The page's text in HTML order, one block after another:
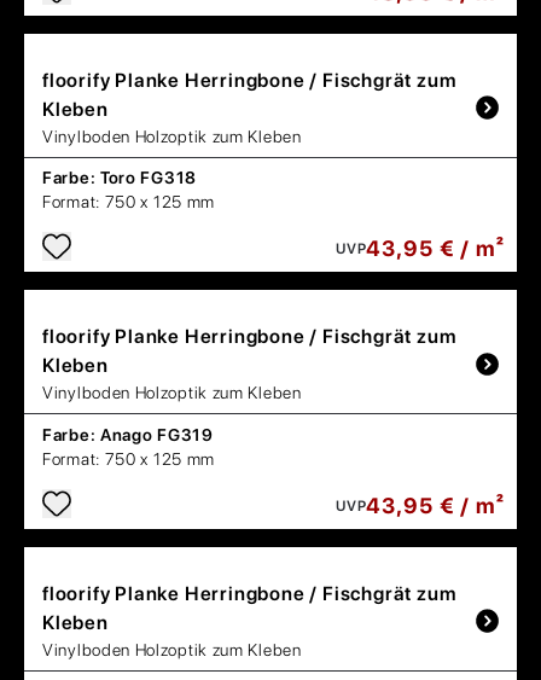
floorify Planke Herringbone / Fischgrät zum
Kleben
Vinylboden Holzoptik zum Kleben
Farbe: Toro FG318
Format: 750 x 125 mm
UVP43,95 € / m²
floorify Planke Herringbone / Fischgrät zum
Kleben
Vinylboden Holzoptik zum Kleben
Farbe: Anago FG319
Format: 750 x 125 mm
UVP43,95 € / m²
floorify Planke Herringbone / Fischgrät zum
Kleben
Vinylboden Holzoptik zum Kleben